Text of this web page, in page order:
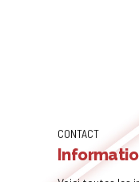
CONTACT